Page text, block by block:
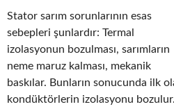
Stator sarım sorunlarının esas
sebepleri şunlardır: Termal
izolasyonun bozulması, sarımların
neme maruz kalması, mekanik
baskılar. Bunların sonucunda ilk
kondüktörlerin izolasyonu